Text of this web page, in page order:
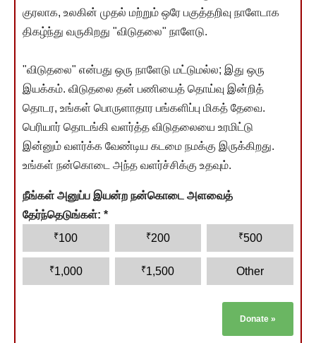
குரலாக, உலகின் முதல் மற்றும் ஒரே பகுத்தறிவு நாளேடாக
திகழ்ந்து வருகிறது "விடுதலை" நாளேடு.
"விடுதலை" என்பது ஒரு நாளேடு மட்டுமல்ல; இது ஒரு
இயக்கம். விடுதலை தன் பணியைத் தொய்வு இன்றித்
தொடர, உங்கள் பொருளாதார பங்களிப்பு மிகத் தேவை.
பெரியார் தொடங்கி வளர்த்த விடுதலையை உரமிட்டு
இன்னும் வளர்க்க வேண்டிய கடமை நமக்கு இருக்கிறது.
உங்கள் நன்கொடை அந்த வளர்ச்சிக்கு உதவும்.
நீங்கள் அனுப்ப இயன்ற நன்கொடை அளவைத்
தேர்ந்தெடுங்கள்: *
₹100 ₹200 ₹500
₹1,000 ₹1,500 Other
Donate »